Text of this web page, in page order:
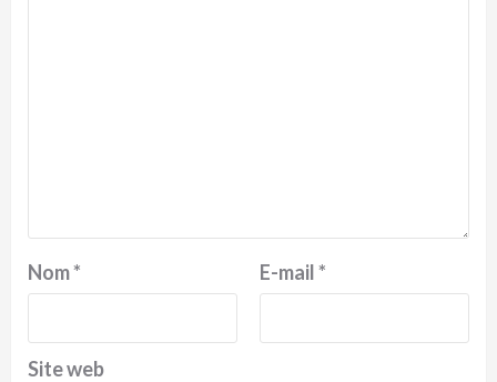
Nom* E-mail*
Site web